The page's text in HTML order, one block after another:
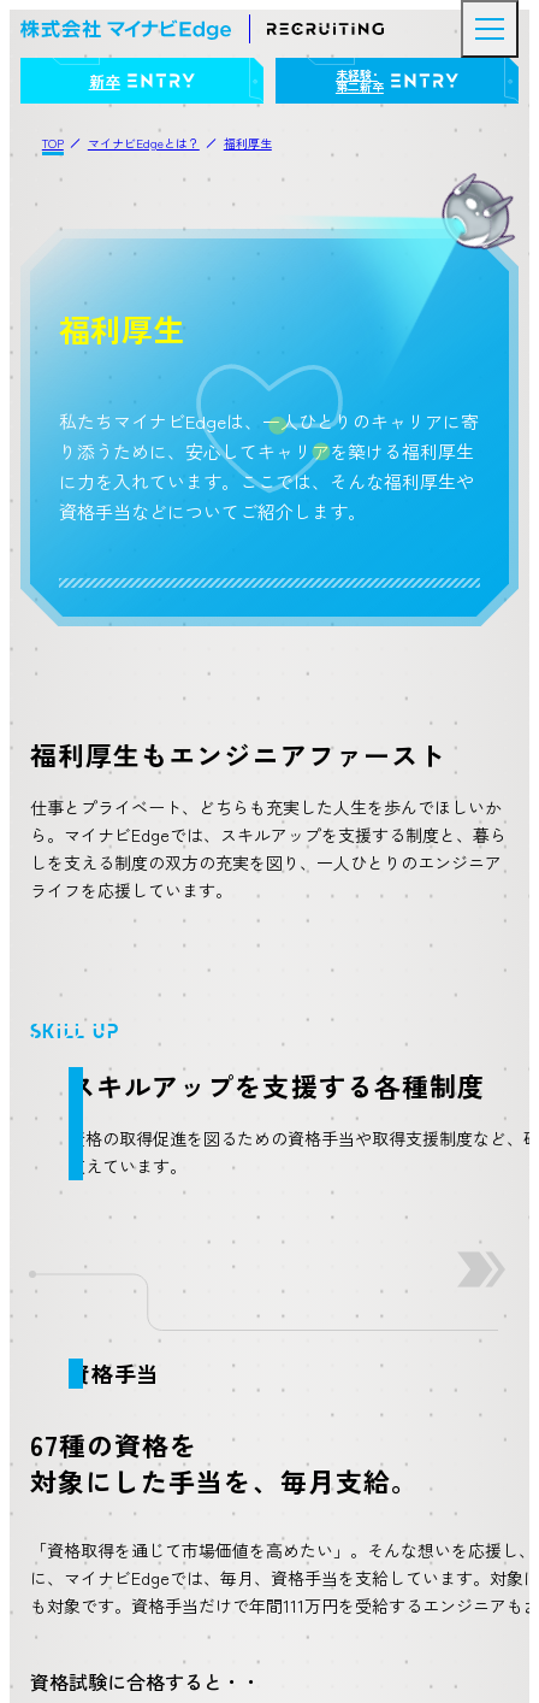
新卒 未経験･
第二新卒
TOP マイナビEdgeとは？ 福利厚生
福利厚生
私たちマイナビEdgeは、一人ひとりのキャリアに寄
り添うために、安心してキャリアを築ける福利厚生
に力を入れています。ここでは、そんな福利厚生や
資格手当などについてご紹介します。
福利厚生もエンジニアファースト
仕事とプライベート、どちらも充実した人生を歩んでほしいか
ら。マイナビEdgeでは、スキルアップを支援する制度と、暮ら
しを支える制度の双方の充実を図り、一人ひとりのエンジニア
ライフを応援しています。
SKILL UP
スキルアップを支援する各種制度
資格の取得促進を図るための資格手当や取得支援制度など
支えています。
資格手当
67種の資格を
対象にした手当を、毎月支給。
「資格取得を通じて市場価値を高めたい」。そんな想いを応援し
に、マイナビEdgeでは、毎月、資格手当を支給しています。対象
も対象です。資格手当だけで年間111万円を受給するエンジニアも
資格試験に合格すると・・